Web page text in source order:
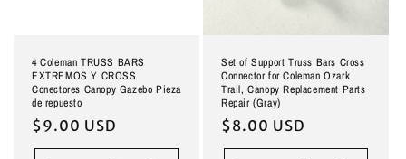
4 Coleman TRUSS BARS
EXTREMOS Y CROSS
Conectores Canopy Gazebo Pieza
de repuesto
Precio
habitual
$9.00 USD
Set of Support Truss Bars Cross
Connector for Coleman Ozark
Trail, Canopy Replacement Parts
Repair (Gray)
Precio
habitual
$8.00 USD